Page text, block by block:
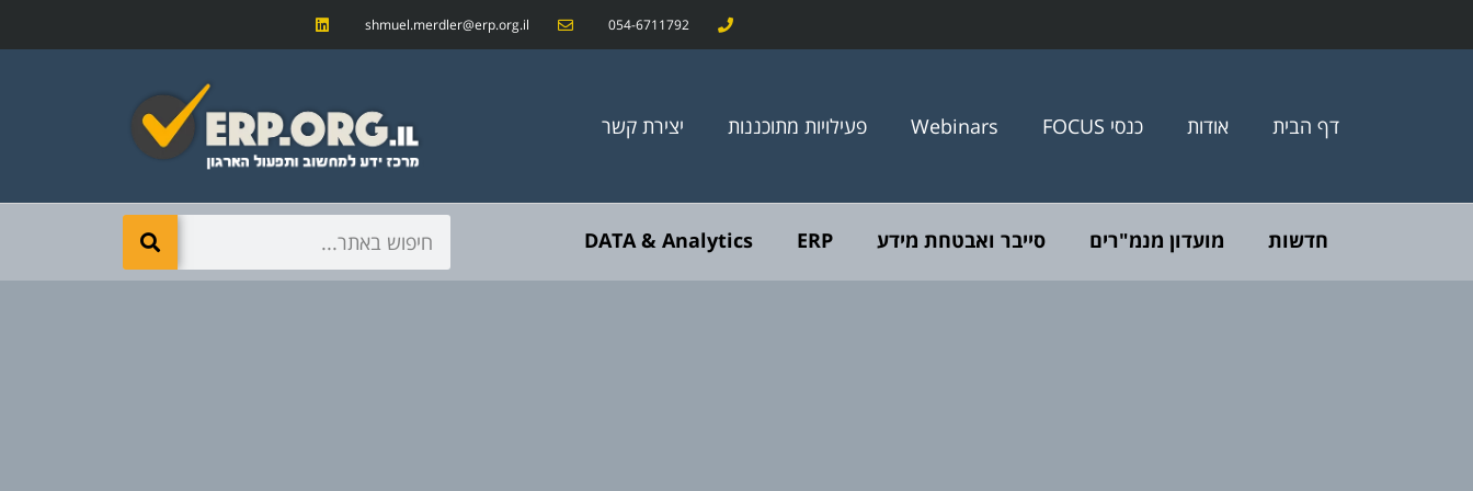
054-6711792
shmuel.merdler@erp.org.il
דף הבית אודות כנסי FOCUS Webinars פעילויות מתוכננות יצירת קשר
חדשות מועדון מנמ"רים סייבר ואבטחת מידע ERP
DATA & Analytics